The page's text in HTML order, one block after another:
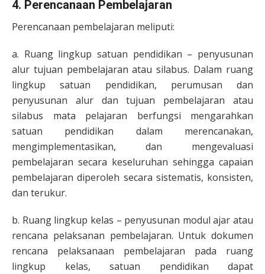
4. Perencanaan Pembelajaran
Perencanaan pembelajaran meliputi:
a. Ruang lingkup satuan pendidikan – penyusunan
alur tujuan pembelajaran atau silabus. Dalam ruang
lingkup satuan pendidikan, perumusan dan
penyusunan alur dan tujuan pembelajaran atau
silabus mata pelajaran berfungsi mengarahkan
satuan pendidikan dalam merencanakan,
mengimplementasikan, dan mengevaluasi
pembelajaran secara keseluruhan sehingga capaian
pembelajaran diperoleh secara sistematis, konsisten,
dan terukur.
b. Ruang lingkup kelas – penyusunan modul ajar atau
rencana pelaksanan pembelajaran. Untuk dokumen
rencana pelaksanaan pembelajaran pada ruang
lingkup kelas, satuan pendidikan dapat